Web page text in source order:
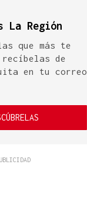
La Región
que más te
de
en tu correo